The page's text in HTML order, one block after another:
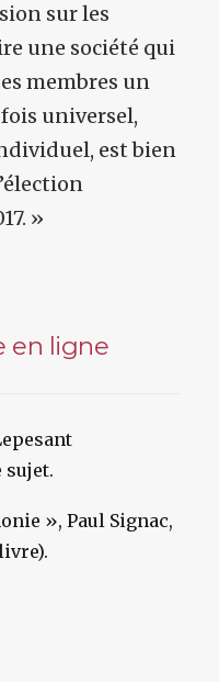
sur les
une société qui
membres un
fois universel,
est bien
»
en ligne
sujet.
», Paul Signac,